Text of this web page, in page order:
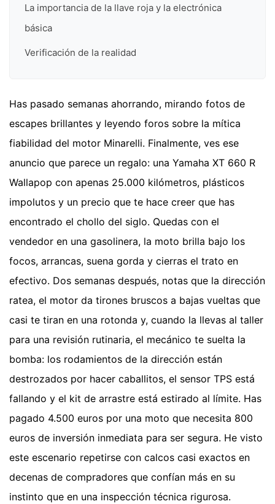
La importancia de la llave roja y la electrónica
básica
Verificación de la realidad
Has pasado semanas ahorrando, mirando fotos de
escapes brillantes y leyendo foros sobre la mítica
fiabilidad del motor Minarelli. Finalmente, ves ese
anuncio que parece un regalo: una Yamaha XT 660 R
Wallapop con apenas 25.000 kilómetros, plásticos
impolutos y un precio que te hace creer que has
encontrado el chollo del siglo. Quedas con el
vendedor en una gasolinera, la moto brilla bajo los
focos, arrancas, suena gorda y cierras el trato en
efectivo. Dos semanas después, notas que la dirección
ratea, el motor da tirones bruscos a bajas vueltas que
casi te tiran en una rotonda y, cuando la llevas al taller
para una revisión rutinaria, el mecánico te suelta la
bomba: los rodamientos de la dirección están
destrozados por hacer caballitos, el sensor TPS está
fallando y el kit de arrastre está estirado al límite. Has
pagado 4.500 euros por una moto que necesita 800
euros de inversión inmediata para ser segura. He visto
este escenario repetirse con calcos casi exactos en
decenas de compradores que confían más en su
instinto que en una inspección técnica rigurosa.